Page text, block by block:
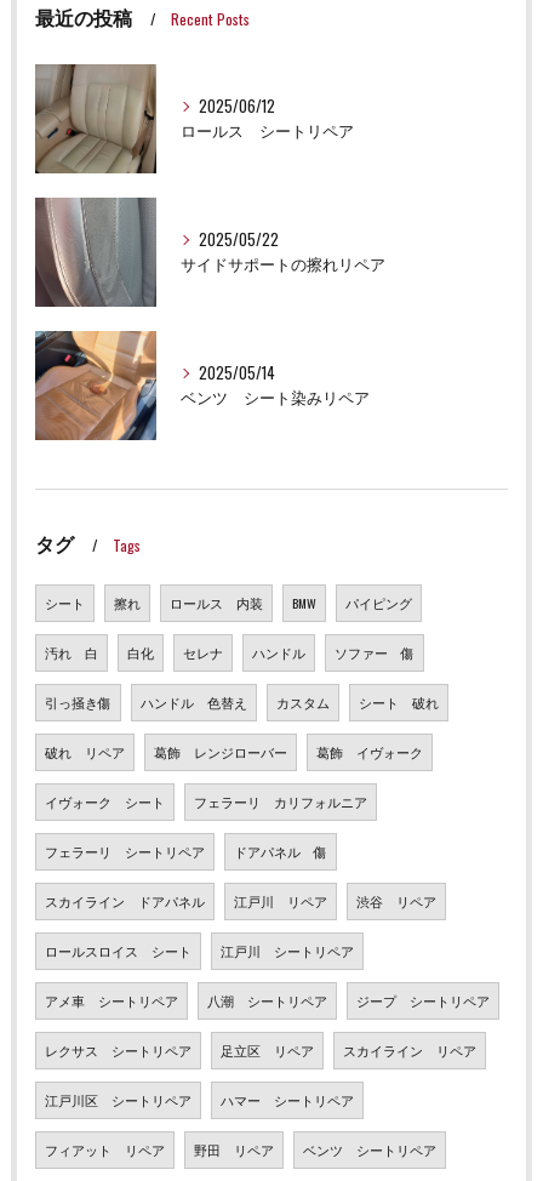
最近の投稿 Recent Posts
2025/06/12
ロールス シートリペア
2025/05/22
サイドサポートの擦れリペア
2025/05/14
ベンツ シート染みリペア
タグ Tags
シート 擦れ ロールス 内装 BMW パイピング
汚れ 白 白化 セレナ ハンドル ソファー 傷
引っ掻き傷 ハンドル 色替え カスタム シート 破れ
破れ リペア 葛飾 レンジローバー 葛飾 イヴォーク
イヴォーク シート フェラーリ カリフォルニア
フェラーリ シートリペア ドアパネル 傷
スカイライン ドアパネル 江戸川 リペア 渋谷 リペア
ロールスロイス シート 江戸川 シートリペア
アメ車 シートリペア 八潮 シートリペア ジープ シートリペア
レクサス シートリペア 足立区 リペア スカイライン リペア
江戸川区 シートリペア ハマー シートリペア
フィアット リペア 野田 リペア ベンツ シートリペア